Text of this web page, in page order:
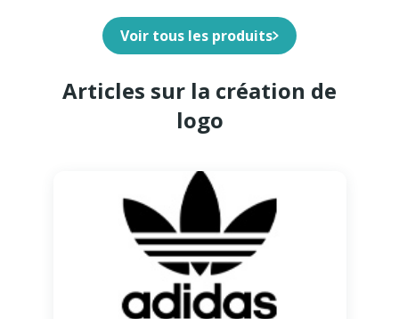
Voir tous les produits
Articles sur la création de
logo